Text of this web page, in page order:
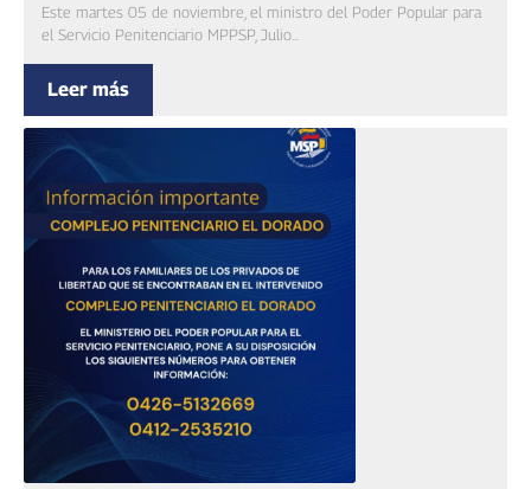
Este martes 05 de noviembre, el ministro del Poder Popular para
el Servicio Penitenciario MPPSP, Julio...
Leer más